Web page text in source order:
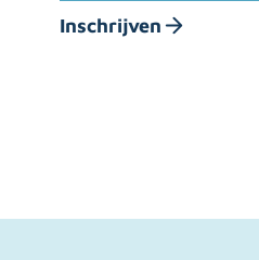
Inschrijven